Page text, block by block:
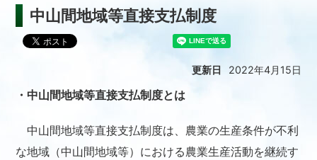
中山間地域等直接支払制度
更新日 2022年4月15日
・中山間地域等直接支払制度とは
中山間地域等直接支払制度は、農業の生産条件が不利
な地域（中山間地域等）における農業生産活動を継続す